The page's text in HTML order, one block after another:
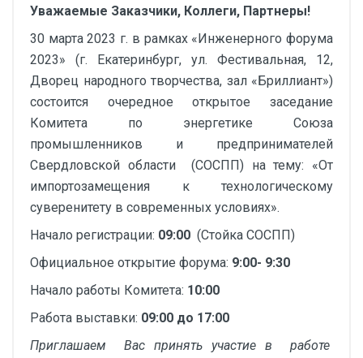
Уважаемые Заказчики, Коллеги, Партнеры!
30 марта 2023 г. в рамках «Инженерного форума
2023» (г. Екатеринбург, ул. Фестивальная, 12,
Дворец народного творчества, зал «Бриллиант»)
состоится очередное открытое заседание
Комитета по энергетике Союза
промышленников и предпринимателей
Свердловской области (СОСПП) на тему: «От
импортозамещения к технологическому
суверенитету в современных условиях».
Начало регистрации: 09:00 (Стойка СОСПП)
Официальное открытие форума: 9:00- 9:30
Начало работы Комитета: 10:00
Работа выставки: 09:00 до 17:00
Приглашаем Вас принять участие в работе